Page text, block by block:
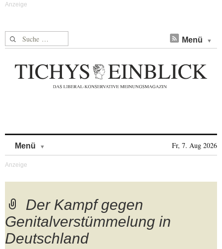
Suche nach: Menü
Menü Fr, 7. Aug 2026
Der Kampf gegen
Genitalverstümmelung in
Deutschland